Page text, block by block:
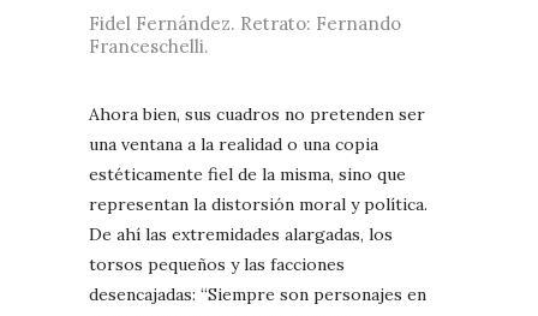
Fidel Fernández. Retrato: Fernando
Franceschelli.
Ahora bien, sus cuadros no pretenden ser
una ventana a la realidad o una copia
estéticamente fiel de la misma, sino que
representan la distorsión moral y política.
De ahí las extremidades alargadas, los
torsos pequeños y las facciones
desencajadas: “Siempre son personajes en